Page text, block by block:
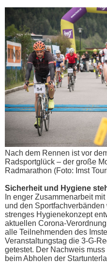
Nach dem Rennen ist vor
Radsportglück – der große
Radmarathon (Foto: Imst
Sicherheit und Hygiene
In enger Zusammenarbeit
und den
strenges Hygienekonzept
aktuellen Corona-
alle Teilnehmenden des
Veranstaltungstag die 3-G-
getestet. Der Nachweis
beim Abholen der